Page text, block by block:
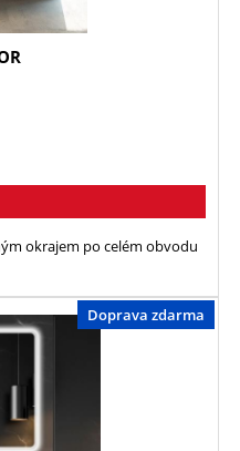
okrajem po celém obvodu
Doprava zdarma